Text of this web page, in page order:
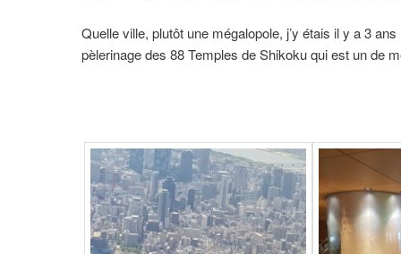
Quelle ville, plutôt une mégalopole, j’y étais il y a 3
pèlerinage des 88 Temples de Shikoku qui est un de